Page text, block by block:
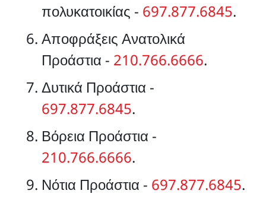
πολυκατοικίας - 697.877.6845.
Αποφράξεις Ανατολικά
Προάστια - 210.766.6666.
Δυτικά Προάστια -
697.877.6845.
Βόρεια Προάστια -
210.766.6666.
Νότια Προάστια - 697.877.6845.